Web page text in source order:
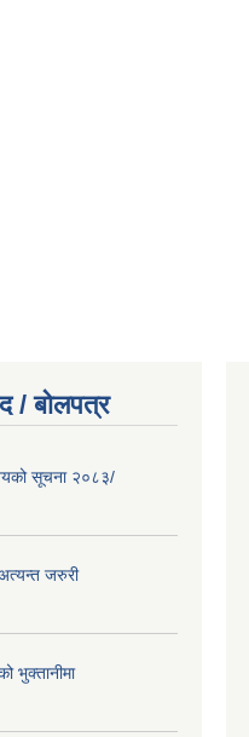
/ बोलपत्र
सूचना २०८३/
जरुरी
भुक्तानीमा